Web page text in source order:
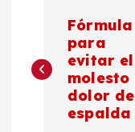
a
v
Fórmula
para
evitar el
molesto
dolor de
espalda